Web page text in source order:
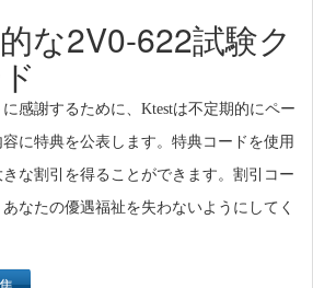
な2V0-622試験ク
感謝するために、Ktestは不定期的にペー
に特典を公表します。特典コードを使用
な割引を得ることができます。割引コー
なたの優遇福祉を失わないようにしてく